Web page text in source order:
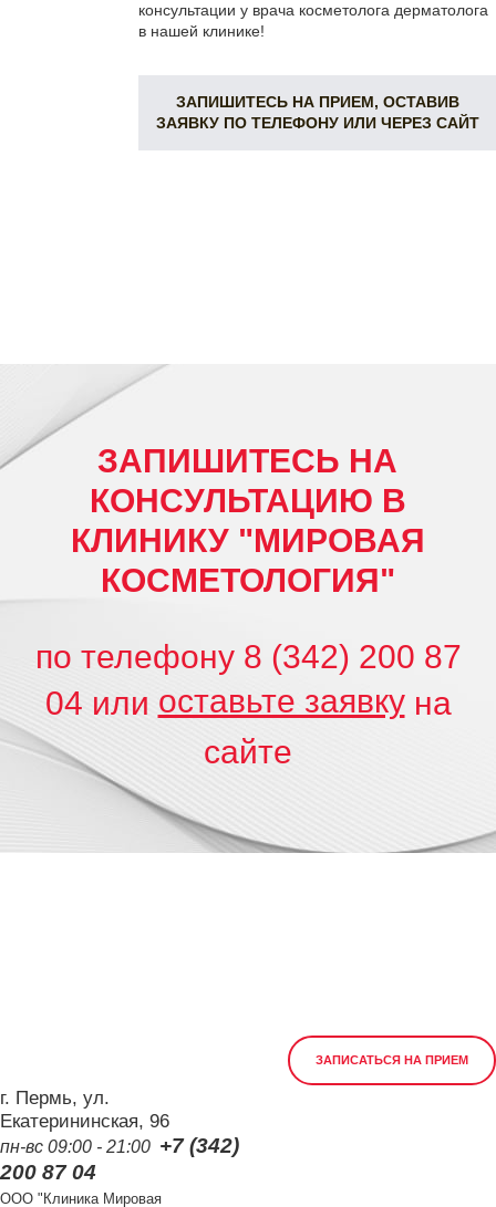
консультации у врача косметолога дерматолога
в нашей клинике!
ЗАПИШИТЕСЬ НА ПРИЕМ, ОСТАВИВ
ЗАЯВКУ ПО ТЕЛЕФОНУ ИЛИ ЧЕРЕЗ САЙТ
ЗАПИШИТЕСЬ НА
КОНСУЛЬТАЦИЮ В
КЛИНИКУ "МИРОВАЯ
КОСМЕТОЛОГИЯ"
по телефону 8 (342) 200 87
04 или оставьте заявкуна
сайте
г. Пермь, ул.
Екатерининская, 96
пн-вс 09:00 - 21:00 +7 (342)
200 87 04
ООО "Клиника Мировая
ЗАПИСАТЬСЯ НА ПРИЕМ